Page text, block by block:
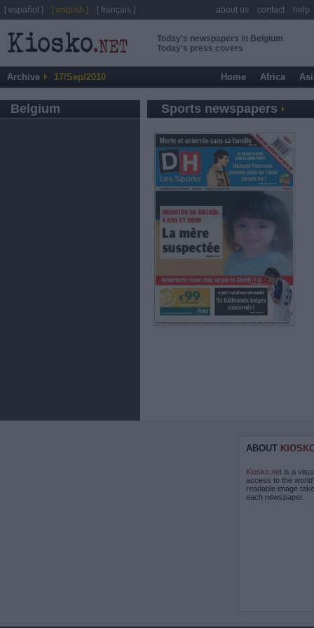
Today's newspapers in Belgium
Today's press covers
Archive 17/Sep/2010 Home Africa
Belgium Sports newspapers
ABOUT
Kiosko.net is a
access to the
readable image
each newspaper.
[ español ] [ english ] [ français ] about us contact help